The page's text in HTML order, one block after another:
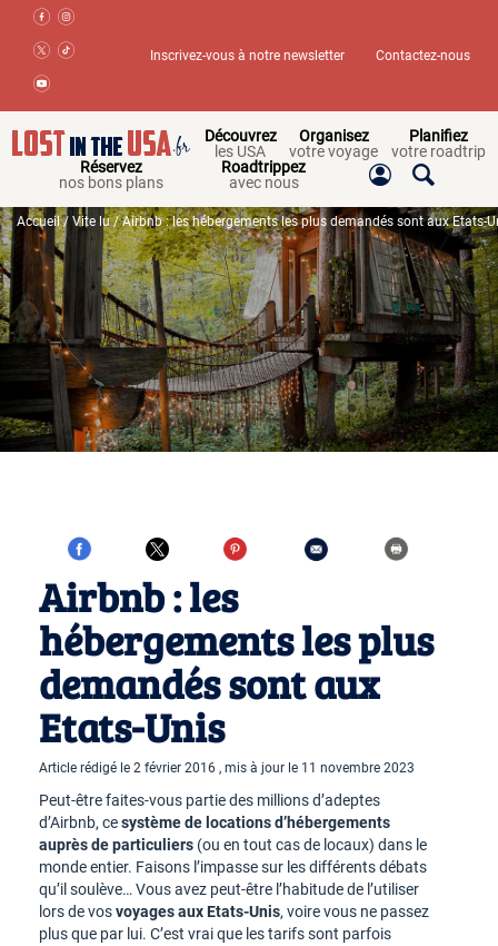
Inscrivez-vous à notre newsletter Contactez-nous
Découvrez
les USA
Organisez
votre voyage
Planifiez
votre roadtrip
Réservez
nos bons plans
Roadtrippez
avec nous
Accueil/ Vite lu/ Airbnb : les hébergements les plus demandés sont aux Etats-
Airbnb : les
hébergements les plus
demandés sont aux
Etats-Unis
Article rédigé le 2 février 2016 , mis à jour le 11 novembre 2023
Peut-être faites-vous partie des millions d’adeptes
d’Airbnb, cesystème de locations d’hébergements
auprès de particuliers (ou en tout cas de locaux) dans le
monde entier. Faisons l’impasse sur les différents débats
qu’il soulève… Vous avez peut-être l’habitude de l’utiliser
lors de vosvoyages aux Etats-Unis, voire vous ne passez
plus que par lui. C’est vrai que les tarifs sont parfois